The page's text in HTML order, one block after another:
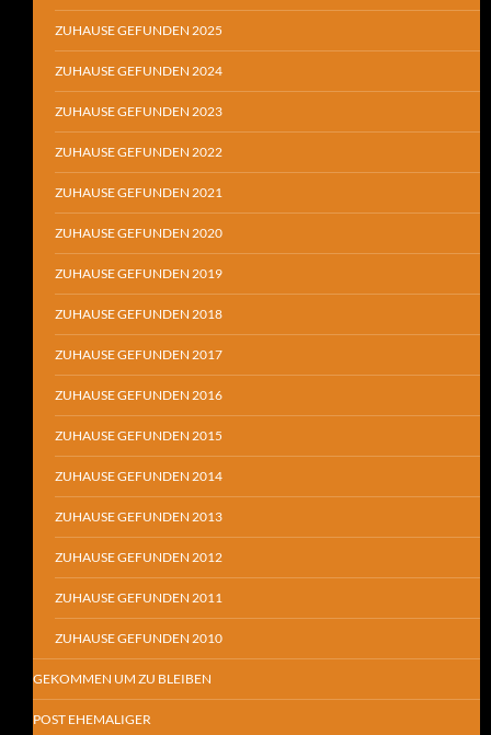
ZUHAUSE GEFUNDEN 2025
ZUHAUSE GEFUNDEN 2024
ZUHAUSE GEFUNDEN 2023
ZUHAUSE GEFUNDEN 2022
ZUHAUSE GEFUNDEN 2021
ZUHAUSE GEFUNDEN 2020
ZUHAUSE GEFUNDEN 2019
ZUHAUSE GEFUNDEN 2018
ZUHAUSE GEFUNDEN 2017
ZUHAUSE GEFUNDEN 2016
ZUHAUSE GEFUNDEN 2015
ZUHAUSE GEFUNDEN 2014
ZUHAUSE GEFUNDEN 2013
ZUHAUSE GEFUNDEN 2012
ZUHAUSE GEFUNDEN 2011
ZUHAUSE GEFUNDEN 2010
GEKOMMEN UM ZU BLEIBEN
POST EHEMALIGER